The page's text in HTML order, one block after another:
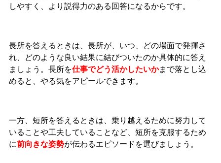
しやすく、より説得力のある回答になるからです。
長所を答えるときは、長所が、いつ、どの場面で発揮さ
れ、どのような良い結果に結びついたのか具体的に答え
ましょう。長所を仕事でどう活かしたいかまで落とし込
めると、やる気をアピールできます。
一方、短所を答えるときは、乗り越えるために努力して
いることや工夫していることなど、短所を克服するため
に前向きな姿勢が伝わるエピソードを選びましょう。